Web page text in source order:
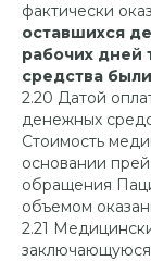
фактически
оставшихся
рабочих дней
средства
2.20 Датой
денежных
Стоимость
основании
обращения
объемом
2.21
заключающуюся